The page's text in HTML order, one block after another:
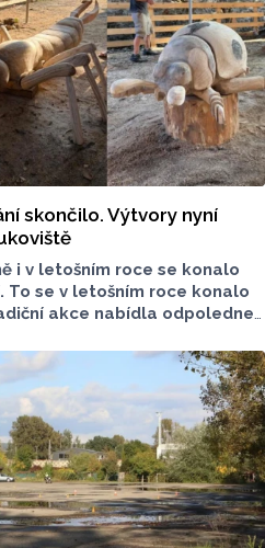
skončilo. Výtvory nyní
i v letošním roce se konalo
To se v letošním roce konalo
akce nabídla odpoledne
byli Brouci.